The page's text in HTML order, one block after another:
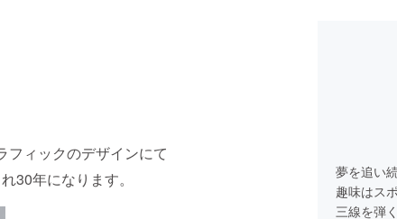
フィックのデザインにて
30年になります。
夢を追い
趣味はス
三線を弾